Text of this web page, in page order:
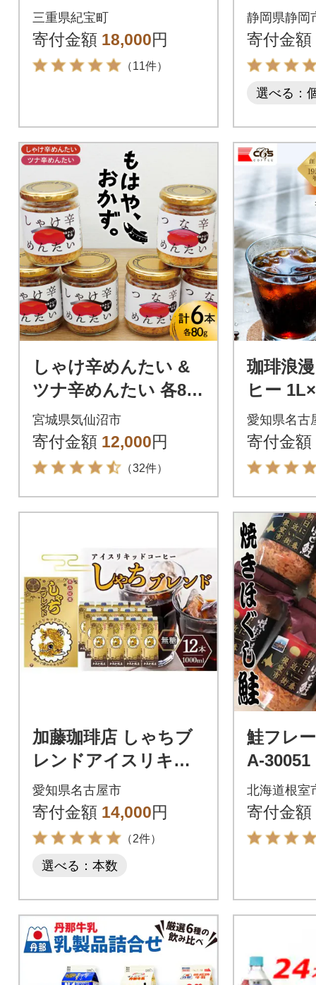
L×12本【knkc200A】
三重県紀宝町
寄付金額 18,000円
（11件）
(70g×24
伊藤食
静岡県静岡
寄付金額
選べる：
しゃけ辛めんたい &
ツナ辛めんたい 各80
g×3本 計6本 [2056616
8]
宮城県気仙沼市
寄付金額 12,000円
（32件）
珈琲浪
ヒー
ーヒー
ヒー 愛
愛知県名古
寄付金額
加藤珈琲店 しゃちブ
レンドアイスリキッ
ドコーヒー 1000ml×1
2本
愛知県名古屋市
寄付金額 14,000円
（2件）
選べる：本数
鮭フレ
A-30051
北海道根室
寄付金額